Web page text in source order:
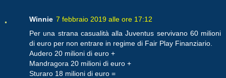
Winnie 7 febbraio 2019 alle ore 17:12
Per una strana casualità alla Juventus servivano 60 milioni
di euro per non entrare in regime di Fair Play Finanziario.
Audero 20 milioni di euro +
Mandragora 20 milioni di euro +
Sturaro 18 milioni di euro =